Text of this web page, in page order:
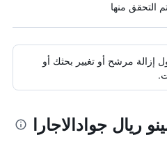
إزالة مرشح أو تغيير بحثك أو
ريال جوادالاجارا